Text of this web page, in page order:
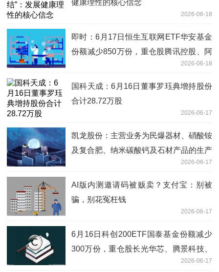
健康理性的核心信念
2026-06-18
即时：6月17日恒生互联网ETF华安基金
份额减少850万份，重仓股腾讯控股、阿
2026-06-18
国科天成：6月16日董事罗珏典增持股份
合计28.72万股
2026-06-17
凯龙股份：主营业务为民爆器材、硝酸铵
及复合肥、纳米碳酸钙及石材产品的生产
2026-06-17
AI版内测邀请码被贩卖？支付宝：别被
骗，别花冤枉钱
2026-06-17
6月16日科创200ETF国泰基金份额减少
300万份，重仓股长光华芯、腾景科技、
2026-06-17